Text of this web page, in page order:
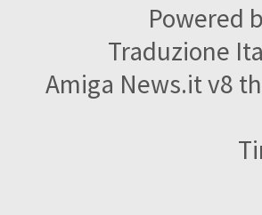
Powered
Traduzione
Amiga News.it v8